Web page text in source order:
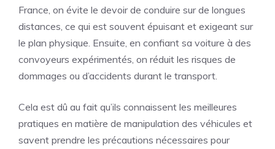
France, on évite le devoir de conduire sur de longues
distances, ce qui est souvent épuisant et exigeant sur
le plan physique. Ensuite, en confiant sa voiture à des
convoyeurs expérimentés, on réduit les risques de
dommages ou d’accidents durant le transport.
Cela est dû au fait qu’ils connaissent les meilleures
pratiques en matière de manipulation des véhicules et
savent prendre les précautions nécessaires pour